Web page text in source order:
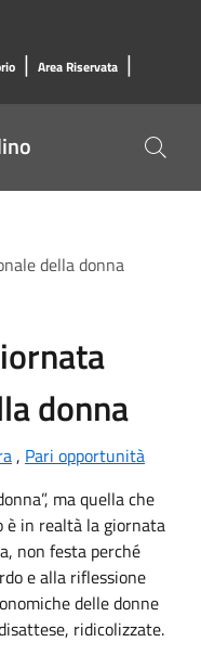
| Area Riservata |
della donna
donna
, Pari opportunità
ma quella che
è in realtà la giornata
non festa perché
e alla riflessione
delle donne
ridicolizzate.